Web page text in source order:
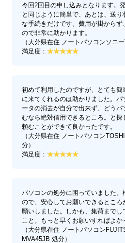
今回2回目の申し込みとなります。
と同じように簡単で、あとは、送
な手続きだけです。費用が掛からず
ので非常に助かります。
（大分県在住 ノートパソコンソニ
満足度：
初めて利用したのですが、とても簡
に来てくれるのは助かりました。
ータの消去が自分で出来ず、どう
むなら絶対信用できるところ。と
頼むことができて良かったです。
（大分県在住 ノートパソコン
分）
満足度：
パソコンの処分に困っていました。
ので、安心してお願いできるところ
願いしました。しかも、集荷まで
こと。もっと早くお願いすればよか
（大分県在住 ノートパソコン
MVA45JB 処分）